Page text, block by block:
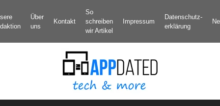
Inhalt
springen
Über
uns
Kontakt
So
schreiben
wir Artikel
Impressum
Datenschutz­
erklärung